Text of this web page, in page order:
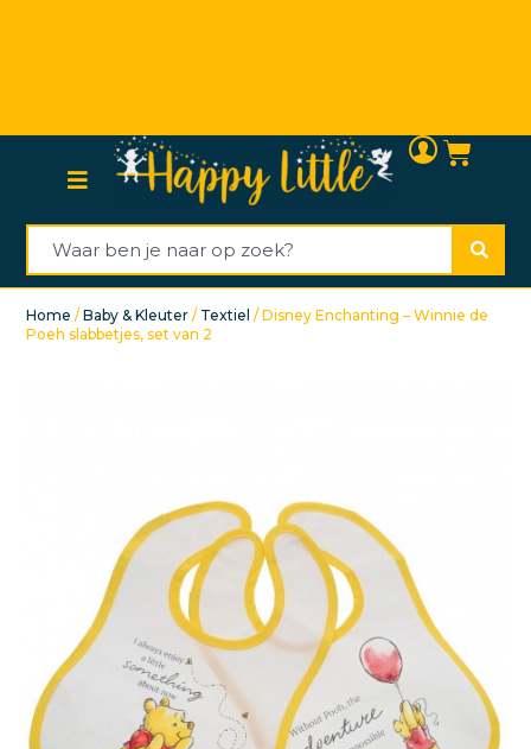
Home /Baby & Kleuter / Textiel / Disney Enchanting – Winnie de
Poeh slabbetjes, set van 2